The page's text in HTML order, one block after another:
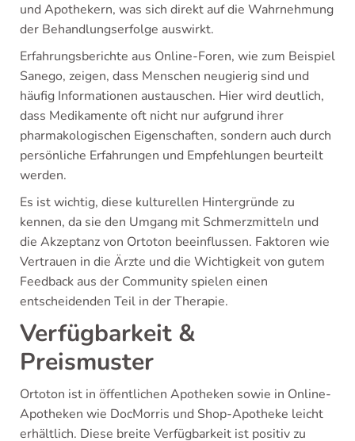
und Apothekern, was sich direkt auf die Wahrnehmung
der Behandlungserfolge auswirkt.
Erfahrungsberichte aus Online-Foren, wie zum Beispiel
Sanego, zeigen, dass Menschen neugierig sind und
häufig Informationen austauschen. Hier wird deutlich,
dass Medikamente oft nicht nur aufgrund ihrer
pharmakologischen Eigenschaften, sondern auch durch
persönliche Erfahrungen und Empfehlungen beurteilt
werden.
Es ist wichtig, diese kulturellen Hintergründe zu
kennen, da sie den Umgang mit Schmerzmitteln und
die Akzeptanz von Ortoton beeinflussen. Faktoren wie
Vertrauen in die Ärzte und die Wichtigkeit von gutem
Feedback aus der Community spielen einen
entscheidenden Teil in der Therapie.
Verfügbarkeit &
Preismuster
Ortoton ist in öffentlichen Apotheken sowie in Online-
Apotheken wie DocMorris und Shop-Apotheke leicht
erhältlich. Diese breite Verfügbarkeit ist positiv zu